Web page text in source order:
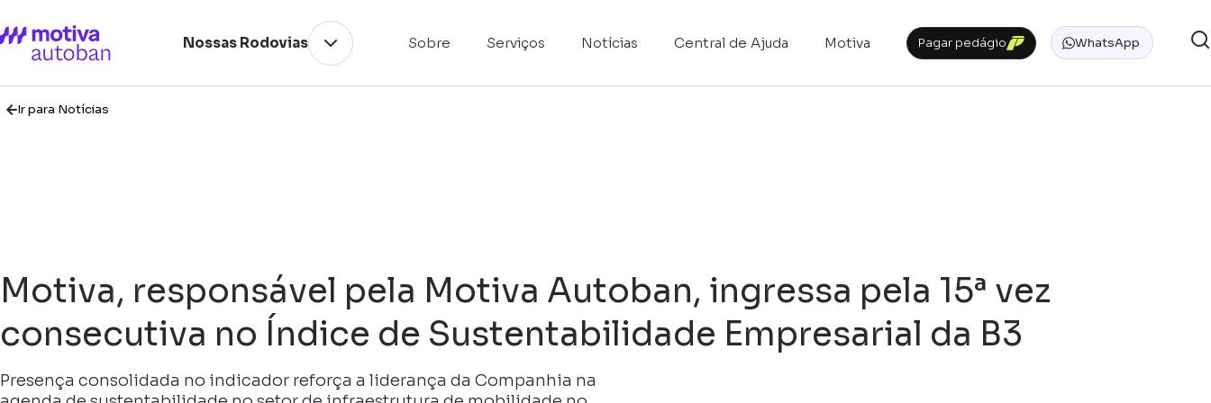
Nossas Rodovias Sobre Serviços Notícias Central de Ajuda Motiva Pagar pedágio WhatsApp
Ir para Notícias
Motiva, responsável pela Motiva Autoban, ingressa pela 15ª vez
consecutiva no Índice de Sustentabilidade Empresarial da B3
Presença consolidada no indicador reforça a liderança da Companhia na